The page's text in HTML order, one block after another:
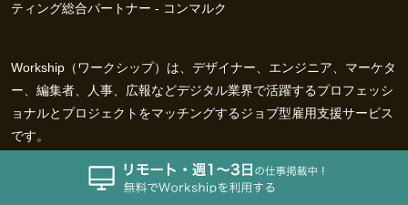
ティング総合パートナー - コンマルク
Workship（ワークシップ）は、デザイナー、エンジニア、マーケタ
ー、編集者、人事、広報などデジタル業界で活躍するプロフェッシ
ョナルとプロジェクトをマッチングするジョブ型雇用支援サービス
です。
クリエイターや、社会や技術革新に貢献しようとするデジタルプロ